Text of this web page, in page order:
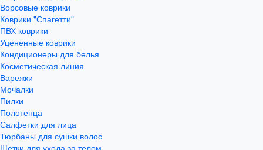
Ворсовые коврики
Коврики "Спагетти"
ПВХ коврики
Уцененные коврики
Кондиционеры для белья
Косметическая линия
Варежки
Мочалки
Пилки
Полотенца
Салфетки для лица
Тюрбаны для сушки волос
Щетки для ухода за телом